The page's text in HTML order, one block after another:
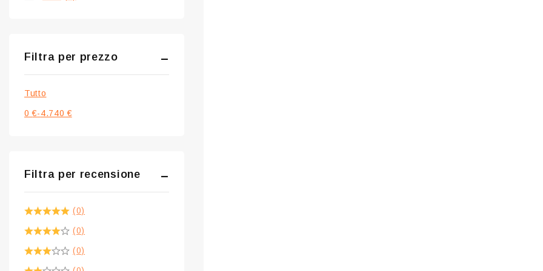
Filtra per prezzo
Tutto
0€-4.740€
Filtra per recensione
(0)
(0)
(0)